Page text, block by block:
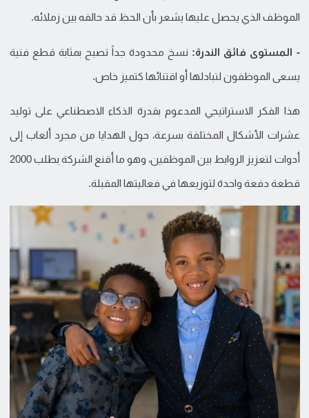
الموظف الذي يحصل عليها يشعر بأن الحظ قد حالفه بين زملائه.
- المستوى فائق الندرة: نسخ محدودة جداً تصبح بمثابة قطع فنية
يسعى الموظفون لتبادلها أو اقتنائها كتميز خاص.
هذا الفكر الاستراتيجي المدعوم بقدرة الذكاء الاصطناعي على توليد
عشرات الأشكال المختلفة بسرعة، حول الهدايا من مجرد ألعاب إلى
أدوات لتعزيز الروابط بين الموظفين، وهو ما أقنع الشركة بطلب 2000
قطعة دفعة واحدة لتوزيعها في فعاليتها المقبلة.